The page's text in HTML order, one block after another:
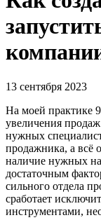
13 сентября 2023
На моей практике
увеличения
нужных
продажника, а всё
наличие нужных
достаточным
сильного отдела
сработает
инструментами,